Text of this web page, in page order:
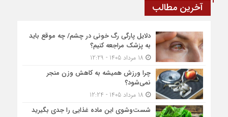
آخرین مطالب
دلایل پارگی رگ خونی در چشم/ چه موقع باید
به پزشک مراجعه کنیم؟
چرا ورزش همیشه به کاهش وزن منجر
نمی‌شود؟
شست‌وشوی این ماده غذایی را جدی بگیرید